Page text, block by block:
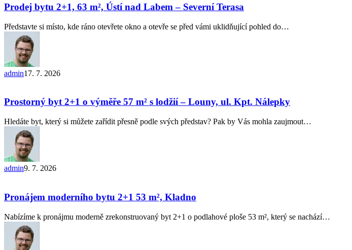
2+1,
63
m²,
Ústí
Labem
Severní
Terasa
Prodej bytu 2+1, 63 m², Ústí nad Labem – Severní Terasa
Představte si místo, kde ráno otevřete okno a otevře se před vámi uklidňující pohled do…
admin17. 7. 2026
2+1
výměře
57 m²
s lodžií
Louny,
ul.
Kpt.
Prostorný byt 2+1 o výměře 57 m² s lodžií – Louny, ul. Kpt. Nálepky
Hledáte byt, který si můžete zařídit přesně podle svých představ? Pak by Vás mohla zaujmout…
admin9. 7. 2026
bytu
2+1 53
m²,
Kladno
Pronájem moderního bytu 2+1 53 m², Kladno
Nabízíme k pronájmu moderně zrekonstruovaný byt 2+1 o podlahové ploše 53 m², který se nachází…